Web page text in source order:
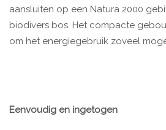
aansluiten op een Natura 2000
biodivers bos. Het compacte
om het energiegebruik zoveel
Eenvoudig en ingetogen